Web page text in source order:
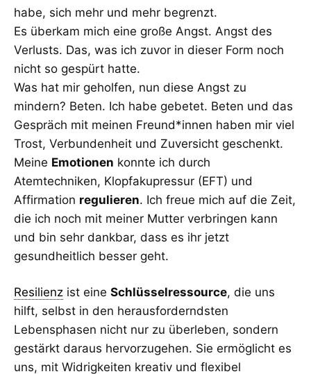
habe, sich mehr und mehr begrenzt.
Es überkam mich eine große Angst. Angst des
Verlusts. Das, was ich zuvor in dieser Form noch
nicht so gespürt hatte.
Was hat mir geholfen, nun diese Angst zu
mindern? Beten. Ich habe gebetet. Beten und das
Gespräch mit meinen Freund*innen haben mir viel
Trost, Verbundenheit und Zuversicht geschenkt.
Meine Emotionen konnte ich durch
Atemtechniken, Klopfakupressur (EFT) und
Affirmation regulieren. Ich freue mich auf die Zeit,
die ich noch mit meiner Mutter verbringen kann
und bin sehr dankbar, dass es ihr jetzt
gesundheitlich besser geht.
Resilienz ist eine Schlüsselressource, die uns
hilft, selbst in den herausforderndsten
Lebensphasen nicht nur zu überleben, sondern
gestärkt daraus hervorzugehen. Sie ermöglicht es
uns, mit Widrigkeiten kreativ und flexibel